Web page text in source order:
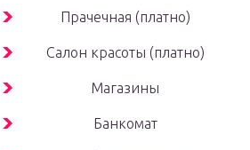
Прачечная (платно)
Салон красоты (платно)
Магазины
Банкомат